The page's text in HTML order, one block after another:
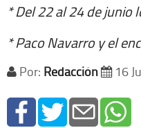
* Del 22 al 24 de junio
* Paco Navarro y el
Por: Redacción 16